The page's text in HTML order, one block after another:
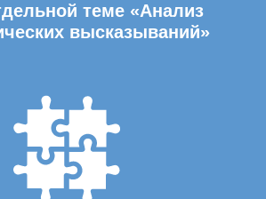
теме «Анализ
высказываний»